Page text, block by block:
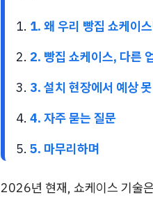
1. 왜 우리 빵집 쇼케이
2. 빵집 쇼케이스, 다른
3. 설치 현장에서 예상
4. 자주 묻는 질문
5. 마무리하며
2026년 현재, 쇼케이스 기술